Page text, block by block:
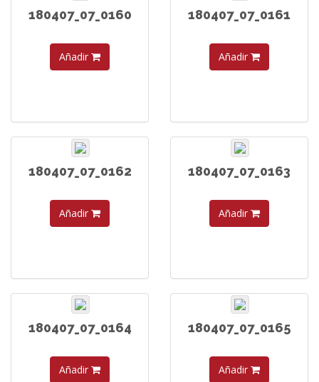
180407_07_0160
Añadir
180407_07_0161
Añadir
180407_07_0162
Añadir
180407_07_0163
Añadir
180407_07_0164
Añadir
180407_07_0165
Añadir